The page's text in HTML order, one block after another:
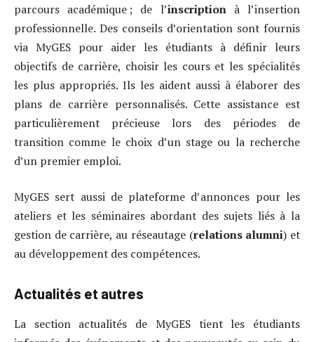
parcours académique ; de l’inscriptionà l’insertion
professionnelle. Des conseils d’orientation sont fournis
via MyGES pour aider les étudiants à définir leurs
objectifs de carrière, choisir les cours et les spécialités
les plus appropriés. Ils les aident aussi à élaborer des
plans de carrière personnalisés. Cette assistance est
particulièrement précieuse lors des périodes de
transition comme le choix d’un stage ou la recherche
d’un premier emploi.
MyGES sert aussi de plateforme d’annonces pour les
ateliers et les séminaires abordant des sujets liés à la
gestion de carrière, au réseautage (relations alumni) et
au développement des compétences.
Actualités et autres
La section actualités de MyGES tient les étudiants